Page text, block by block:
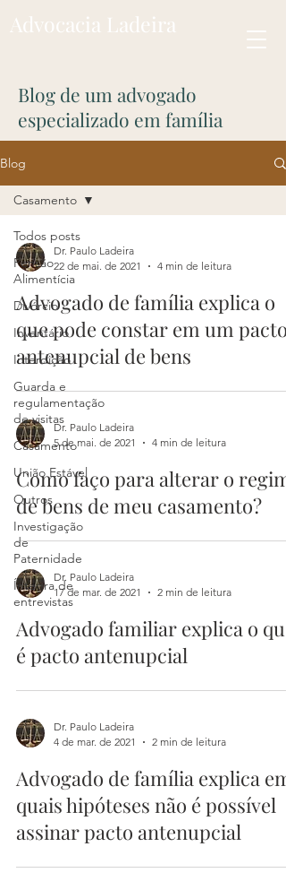
Advocacia Ladeira
Blog de um advogado
especializado em família
Blog
Todos posts
Pensão
Alimentícia
Divórcio
Inventário
Interdição
Guarda e
regulamentação
de visitas
Casamento
União Estável
Outros
Investigação
de
Paternidade
Íntegra de
entrevistas
Casamento
Dr. Paulo Ladeira
22 de mai. de 2021
4 min de leitura
Advogado de família explica o
que pode constar em um pacto
antenupcial de bens
Dr. Paulo Ladeira
5 de mai. de 2021
4 min de leitura
Como faço para alterar o
de bens de meu casamento?
Dr. Paulo Ladeira
17 de mar. de 2021
2 min de leitura
Advogado familiar explica o que
é pacto antenupcial
Dr. Paulo Ladeira
4 de mar. de 2021
2 min de leitura
Advogado de família explica em
quais hipóteses não é possível
assinar pacto antenupcial